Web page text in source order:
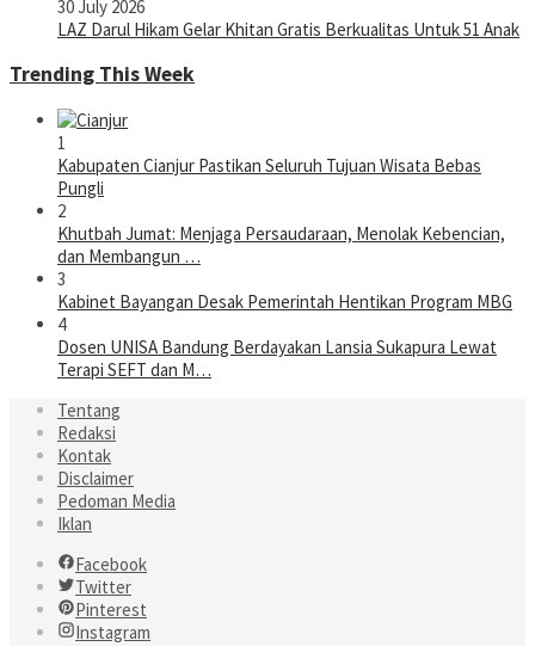
30 July 2026
LAZ Darul Hikam Gelar Khitan Gratis Berkualitas Untuk 51 Anak
Trending This Week
1
Kabupaten Cianjur Pastikan Seluruh Tujuan Wisata Bebas
Pungli
2
Khutbah Jumat: Menjaga Persaudaraan, Menolak Kebencian,
dan Membangun …
3
Kabinet Bayangan Desak Pemerintah Hentikan Program MBG
4
Dosen UNISA Bandung Berdayakan Lansia Sukapura Lewat
Terapi SEFT dan M…
Tentang
Redaksi
Kontak
Disclaimer
Pedoman Media
Iklan
Facebook
Twitter
Pinterest
Instagram